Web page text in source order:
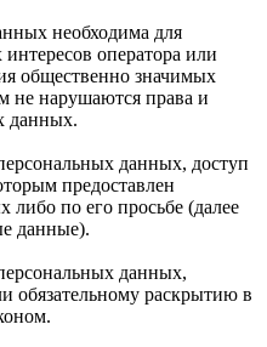
необходима для
оператора или
общественно значимых
не нарушаются права и
данных.
данных, доступ
предоставлен
либо по его просьбе (далее
данные).
данных,
обязательному раскрытию в